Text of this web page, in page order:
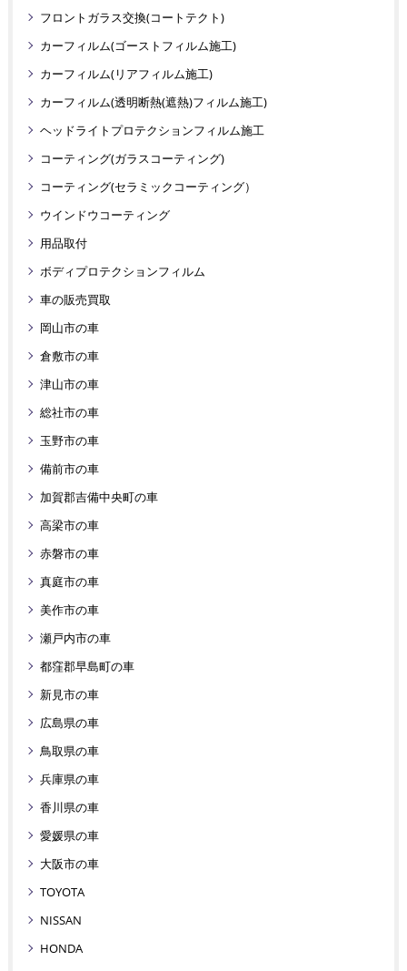
フロントガラス交換(コートテクト)
カーフィルム(ゴーストフィルム施工)
カーフィルム(リアフィルム施工)
カーフィルム(透明断熱(遮熱)フィルム施工)
ヘッドライトプロテクションフィルム施工
コーティング(ガラスコーティング)
コーティング(セラミックコーティング）
ウインドウコーティング
用品取付
ボディプロテクションフィルム
車の販売買取
岡山市の車
倉敷市の車
津山市の車
総社市の車
玉野市の車
備前市の車
加賀郡吉備中央町の車
高梁市の車
赤磐市の車
真庭市の車
美作市の車
瀬戸内市の車
都窪郡早島町の車
新見市の車
広島県の車
鳥取県の車
兵庫県の車
香川県の車
愛媛県の車
大阪市の車
TOYOTA
NISSAN
HONDA